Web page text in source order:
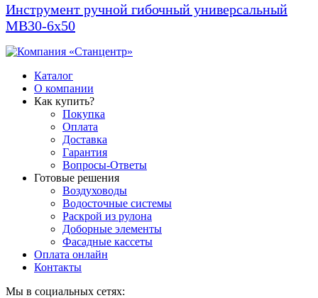
Инструмент ручной гибочный универсальный
MB30-6x50
Каталог
О компании
Как купить?
Покупка
Оплата
Доставка
Гарантия
Вопросы-Ответы
Готовые решения
Воздуховоды
Водосточные системы
Раскрой из рулона
Доборные элементы
Фасадные кассеты
Оплата онлайн
Контакты
Мы в социальных сетях: